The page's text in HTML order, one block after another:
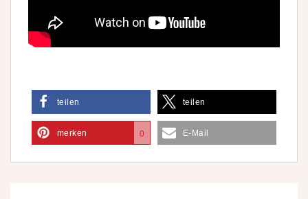
teilen teilen
merken 0 E-Mail